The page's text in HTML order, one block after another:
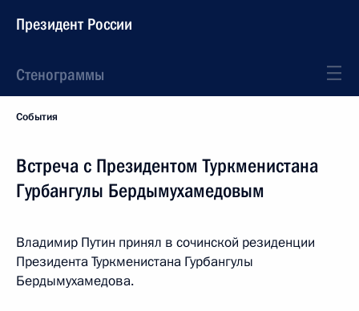
Президент России
Стенограммы
События
Встреча с Президентом Туркменистана
Гурбангулы Бердымухамедовым
Владимир Путин принял в сочинской резиденции
Президента Туркменистана Гурбангулы
Бердымухамедова.